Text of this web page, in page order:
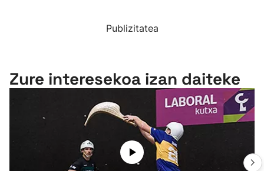
Publizitatea
Zure interesekoa izan daiteke